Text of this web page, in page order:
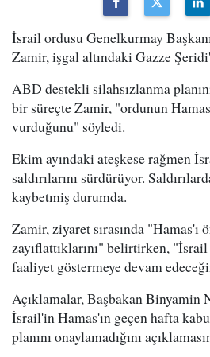
İsrail ordusu Genelkurmay
Zamir, işgal altındaki Gazze
ABD destekli silahsızlanma
bir süreçte Zamir, "ordunun
vurduğunu" söyledi.
Ekim ayındaki ateşkese rağmen
saldırılarını sürdürüyor.
kaybetmiş durumda.
Zamir, ziyaret sırasında "Hamas'ı
zayıflattıklarını" belirtirken,
faaliyet göstermeye devam
Açıklamalar, Başbakan Binyamin
İsrail'in Hamas'ın geçen hafta
planını onaylamadığını